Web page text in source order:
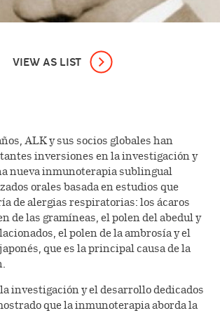
VIEW AS LIST
de Dinamarca en el
University Hospital
de tratamientos de inmunoterapia
se centraliza en una unidad
llamada Allergologisk
Copenhague)
ALK y sus socios globales han
inversiones en la investigación y
nueva inmunoterapia sublingual
orales basada en estudios que
de alergias respiratorias: los ácaros
de las gramíneas, el polen del abedul y
el polen de la ambrosía y el
que es la principal causa de la
investigación y el desarrollo dedicados
que la inmunoterapia aborda la